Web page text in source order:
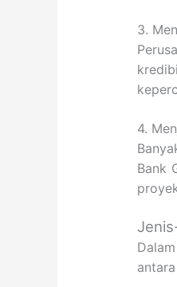
3.
4.
Bank